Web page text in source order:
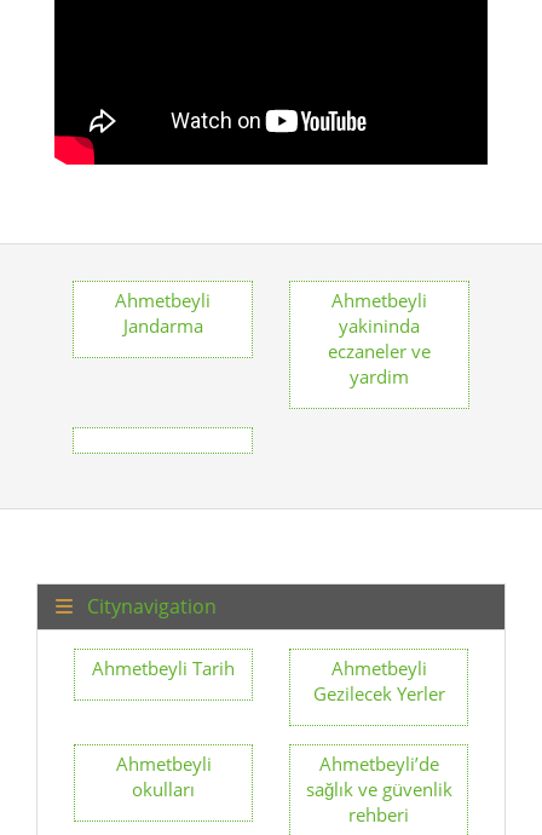
yardim
Ahmetbeyli
okulları
Ahmetbeyli’de
sağlık ve güvenlik
rehberi
Ahmetbeyli
restoranlar
Ahmetbeyli
Belediye